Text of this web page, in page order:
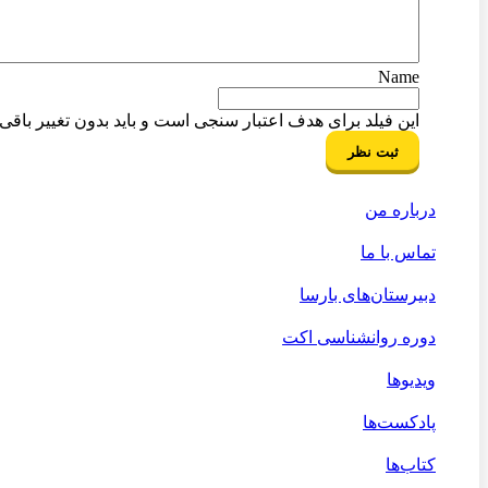
Name
این فیلد برای هدف اعتبار سنجی است و باید بدون تغییر باقی
درباره من
تماس با ما
دبیرستان‌های بارسا
دوره روانشناسی اکت
ویدیوها
پادکست‌ها
کتاب‌ها